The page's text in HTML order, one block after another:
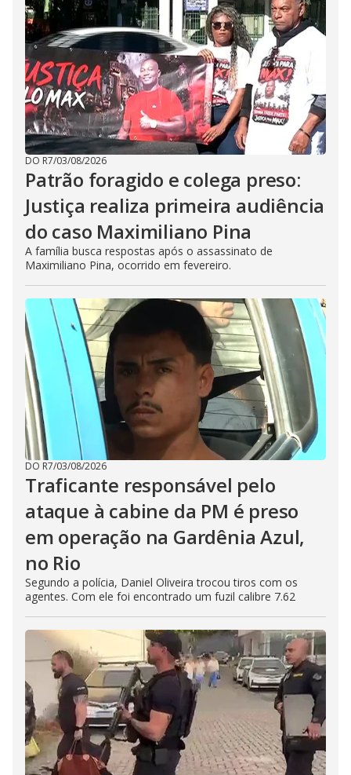
DO R7/03/08/2026
Patrão foragido e colega preso:
Justiça realiza primeira audiência
do caso Maximiliano Pina
A família busca respostas após o assassinato de
Maximiliano Pina, ocorrido em fevereiro.
DO R7/03/08/2026
Traficante responsável pelo
ataque à cabine da PM é preso
em operação na Gardênia Azul,
no Rio
Segundo a polícia, Daniel Oliveira trocou tiros com os
agentes. Com ele foi encontrado um fuzil calibre 7.62